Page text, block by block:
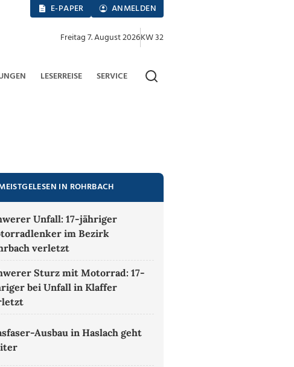
E-PAPER ANMELDEN
Freitag 7. August 2026KW 32
LESERREISE SERVICE
IN ROHRBACH
Unfall: 17-jähriger
im Bezirk
verletzt
Sturz mit Motorrad: 17-
bei Unfall in Klaffer
Ausbau in Haslach geht